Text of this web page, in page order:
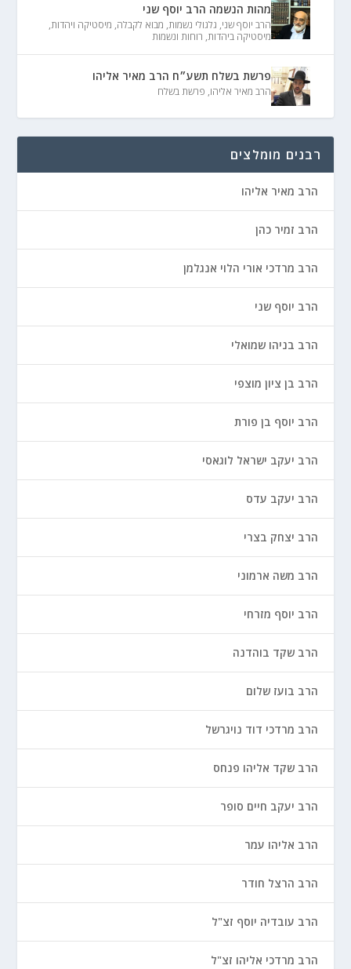
מהות הנשמה הרב יוסף שני
הרב יוסף שני, גלגולי נשמות, מבוא לקבלה, מיסטיקה ויהדות,
מיסטיקה ביהדות, רוחות ונשמות
פרשת בשלח תשע״ח הרב מאיר אליהו
הרב מאיר אליהו, פרשת בשלח
רבנים מומלצים
הרב מאיר אליהו
הרב זמיר כהן
הרב מרדכי אורי הלוי אנגלמן
הרב יוסף שני
הרב בניהו שמואלי
הרב בן ציון מוצפי
הרב יוסף בן פורת
הרב יעקב ישראל לוגאסי
הרב יעקב עדס
הרב יצחק בצרי
הרב משה ארמוני
הרב יוסף מזרחי
הרב שקד בוהדנה
הרב בועז שלום
הרב מרדכי דוד נויגרשל
הרב שקד אליהו פנחס
הרב יעקב חיים סופר
הרב אליהו עמר
הרב הרצל חודר
הרב עובדיה יוסף זצ"ל
הרב מרדכי אליהו זצ"ל